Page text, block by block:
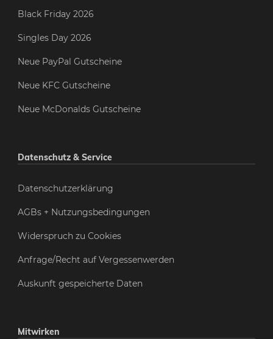
Black Friday 2026
Singles Day 2026
Neue PayPal Gutscheine
Neue KFC Gutscheine
Neue McDonalds Gutscheine
Datenschutz & Service
Datenschutzerklärung
AGBs + Nutzungsbedingungen
Widerspruch zu Cookies
Anfrage/Recht auf Vergessenwerden
Auskunft gespeicherte Daten
Mitwirken